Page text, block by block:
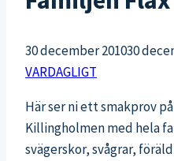
30 december 201030
VARDAGLIGT
Här ser ni ett smakprov
Killingholmen med hela
svägerskor, svågrar,